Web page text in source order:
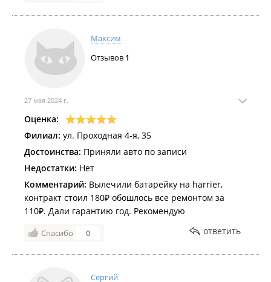
Максим
Отзывов 1
27 мая 2024 г.
Оценка:
Филиал: ул. Проходная 4-я, 35
Достоинства: Приняли авто по записи
Недостатки: Нет
Комментарий: Вылечили батарейку на harrier,
контракт стоил 180₽ обошлось все ремонтом за
110₽. Дали гарантию год. Рекомендую
Спасибо 0 ответить
Сергий